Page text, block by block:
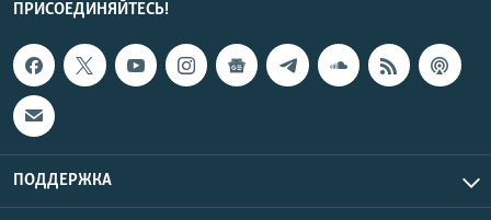
ПРИСОЕДИНЯЙТЕСЬ!
ПОДДЕРЖКА